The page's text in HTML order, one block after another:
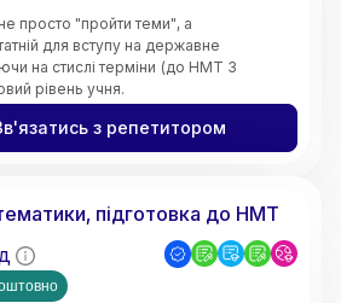
просто "пройти теми", а
для вступу на державне
на стислі терміни (до НМТ 3
рівень учня.
знань;
з репетитором
підготовка до НМТ